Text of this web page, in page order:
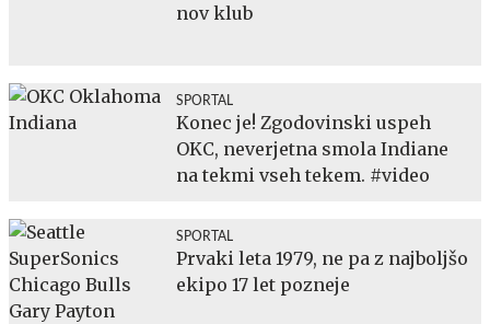
nov klub
SPORTAL
Konec je! Zgodovinski uspeh
OKC, neverjetna smola Indiane
na tekmi vseh tekem. #video
SPORTAL
Prvaki leta 1979, ne pa z najboljšo
ekipo 17 let pozneje